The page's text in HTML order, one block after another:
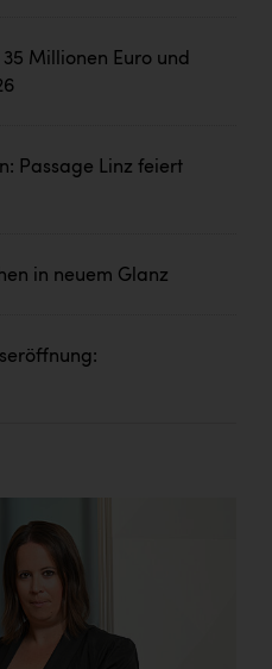
Millionen Euro und
Passage Linz feiert
in neuem Glanz